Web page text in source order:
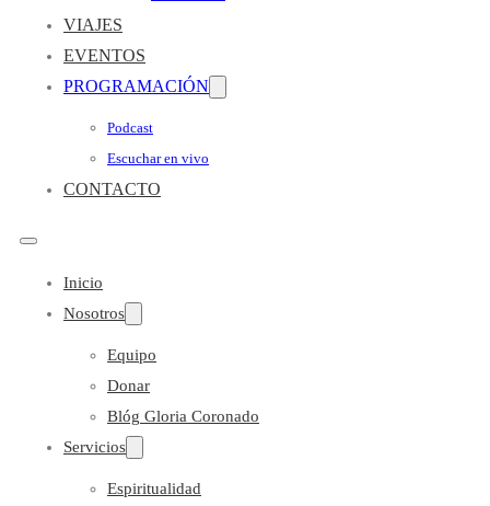
VIAJES
EVENTOS
PROGRAMACIÓN
Podcast
Escuchar en vivo
CONTACTO
Inicio
Nosotros
Equipo
Donar
Blóg Gloria Coronado
Servicios
Espiritualidad